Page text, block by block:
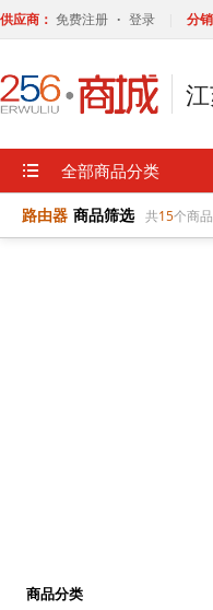
路由器 商品筛选 共15个商品
商品分类